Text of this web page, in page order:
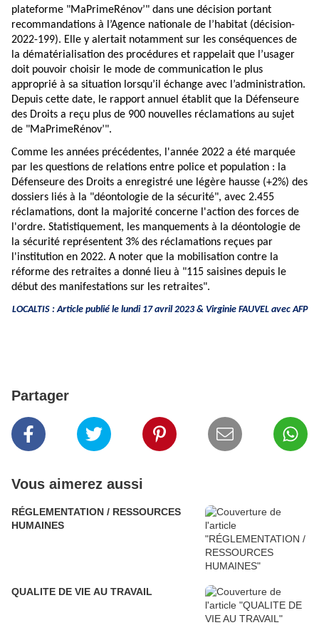
plateforme "MaPrimeRénov’" dans une décision portant
recommandations à l’Agence nationale de l’habitat (décision-
2022-199). Elle y alertait notamment sur les conséquences de
la dématérialisation des procédures et rappelait que l’usager
doit pouvoir choisir le mode de communication le plus
approprié à sa situation lorsqu’il échange avec l’administration.
Depuis cette date, le rapport annuel établit que la Défenseure
des Droits a reçu plus de 900 nouvelles réclamations au sujet
de "MaPrimeRénov’".
Comme les années précédentes, l'année 2022 a été marquée
par les questions de relations entre police et population : la
Défenseure des Droits a enregistré une légère hausse (+2%) des
dossiers liés à la "déontologie de la sécurité", avec 2.455
réclamations, dont la majorité concerne l'action des forces de
l'ordre. Statistiquement, les manquements à la déontologie de
la sécurité représentent 3% des réclamations reçues par
l'institution en 2022. A noter que la mobilisation contre la
réforme des retraites a donné lieu à "115 saisines depuis le
début des manifestations sur les retraites".
LOCALTIS : Article publié le lundi 17 avril 2023 & Virginie FAUVEL avec AFP
Partager
Vous aimerez aussi
RÉGLEMENTATION / RESSOURCES
HUMAINES
QUALITE DE VIE AU TRAVAIL